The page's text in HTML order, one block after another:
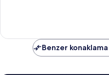
yorum
Benzer